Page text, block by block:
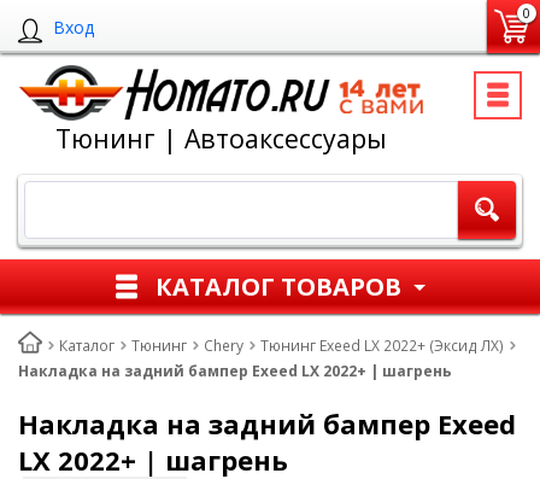
Вход
0
Тюнинг | Автоаксессуары
КАТАЛОГ ТОВАРОВ
Каталог Тюнинг Chery
Тюнинг Exeed LX 2022+ (Эксид ЛХ)
Накладка на задний бампер Exeed LX 2022+ | шагрень
Накладка на задний бампер Exeed
LX 2022+ | шагрень